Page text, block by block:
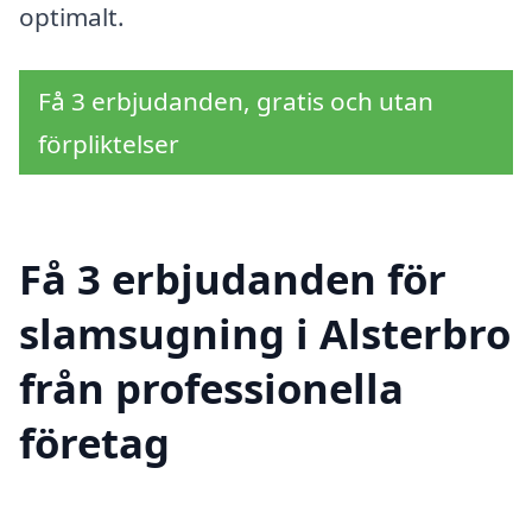
optimalt.
Få 3 erbjudanden, gratis och utan
förpliktelser
Få 3 erbjudanden för
slamsugning i Alsterbro
från professionella
företag